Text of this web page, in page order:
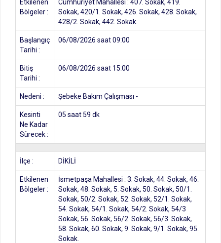
Etkilenen
Bölgeler :
Cumhuriyet Mahallesi : 407. Sokak, 419.
Sokak, 420/1. Sokak, 426. Sokak, 428. Sokak,
428/2. Sokak, 442. Sokak.
Başlangıç
Tarihi :
06/08/2026 saat 09:00
Bitiş
Tarihi :
06/08/2026 saat 15:00
Nedeni : Şebeke Bakım Çalışması -
Kesinti
Ne Kadar
Sürecek :
05 saat 59 dk
İlçe : DİKİLİ
Etkilenen
Bölgeler :
İsmetpaşa Mahallesi : 3. Sokak, 44. Sokak, 46.
Sokak, 48. Sokak, 5. Sokak, 50. Sokak, 50/1.
Sokak, 50/2. Sokak, 52. Sokak, 52/1. Sokak,
54. Sokak, 54/1. Sokak, 54/2. Sokak, 54/3
Sokak, 56. Sokak, 56/2. Sokak, 56/3. Sokak,
58. Sokak, 60. Sokak, 9. Sokak, 9/1. Sokak, 95.
Sokak.